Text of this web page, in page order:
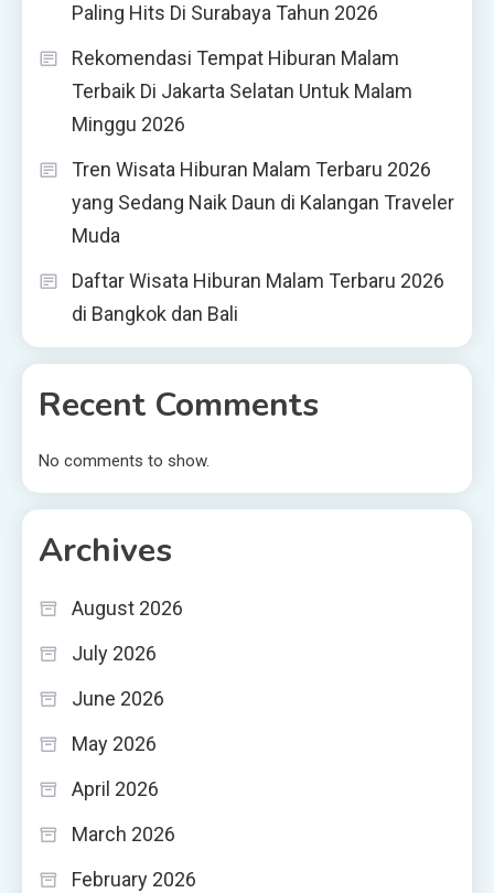
Paling Hits Di Surabaya Tahun 2026
Rekomendasi Tempat Hiburan Malam
Terbaik Di Jakarta Selatan Untuk Malam
Minggu 2026
Tren Wisata Hiburan Malam Terbaru 2026
yang Sedang Naik Daun di Kalangan Traveler
Muda
Daftar Wisata Hiburan Malam Terbaru 2026
di Bangkok dan Bali
Recent Comments
No comments to show.
Archives
August 2026
July 2026
June 2026
May 2026
April 2026
March 2026
February 2026